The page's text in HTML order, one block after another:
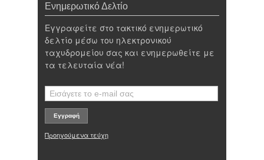
Ενημερωτικό Δελτίο
Εγγραφείτε στο τακτικό ενημερωτικό
δελτίο μέσω του ηλεκτρονικού
ταχυδρομείου σας και ενημερωθείτε με
τα τελευταία νέα!
Προηγούμενα τεύχη